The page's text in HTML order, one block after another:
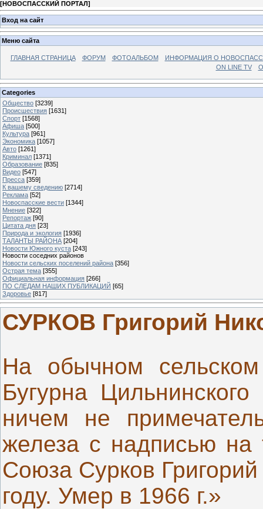
[НОВОСПАССКИЙ ПОРТАЛ]
Вход на сайт
Меню сайта
ГЛАВНАЯ СТРАНИЦА ФОРУМ ФОТОАЛЬБОМ
ИНФОРМАЦИЯ О
ON LINE TV
Categories
Общество [3239]
Происшествия [1631]
Спорт [1568]
Афиша [500]
Культура [961]
Экономика [1057]
Авто [1261]
Криминал [1371]
Образование [835]
Видео [547]
Пресса [359]
К вашему сведению [2714]
Реклама [52]
Новоспасские вести [1344]
Мнение [322]
Репортаж [90]
Цитата дня [23]
Природа и экология [1936]
ТАЛАНТЫ РАЙОНА [204]
Новости Южного куста [243]
Новости соседних районов
Новости сельских поселений района [356]
Острая тема [355]
Официальная информация [266]
ПО СЛЕДАМ НАШИХ ПУБЛИКАЦИЙ [65]
Здоровье [817]
СУРКОВ Григорий
На обычном
Бугурна
ничем не
железа с надписью на
Союза Сурков
году. Умер в 1966 г.»